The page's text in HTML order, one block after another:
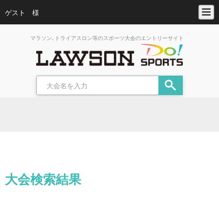
ゲスト 様
マラソン､トライアスロン等のスポーツ大会のエントリーサイト
大会検索結果